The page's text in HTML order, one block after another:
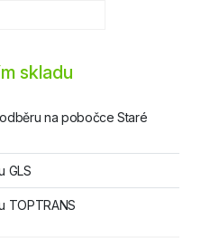
skladu
na pobočce Staré
GLS
TOPTRANS